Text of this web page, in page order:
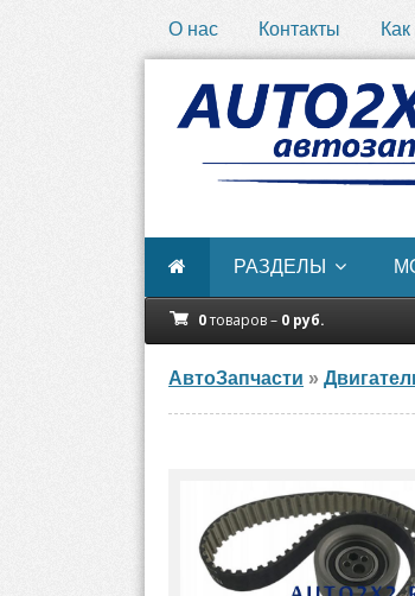
О нас Контакты Как
РАЗДЕЛЫ
0товаров – 0 руб.
АвтоЗапчасти »